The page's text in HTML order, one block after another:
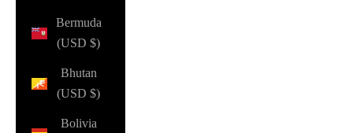
Bermuda
(USD $)
Bhutan
(USD $)
Bolivia